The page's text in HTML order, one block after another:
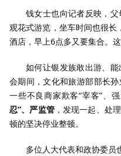
钱女士也向记者反映，
观花式游览，坐车时间也很长
酒店，早上6点多又要集合。
如何让银发族敢出游、
会期间，文化和旅游部部长
一些不良商家欺客“宰客”、
忍”、严监管，发现一起、处
顿的坚决停业整顿。
多位人大代表和政协委员